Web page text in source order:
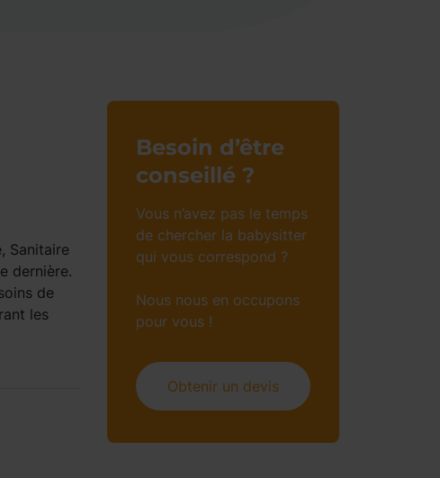
Sanitaire
dernière.
de
les
Besoin d’être
conseillé ?
Vous n’avez pas le temps
de chercher la babysitter
qui vous correspond ?
Nous nous en occupons
pour vous !
Obtenir un devis